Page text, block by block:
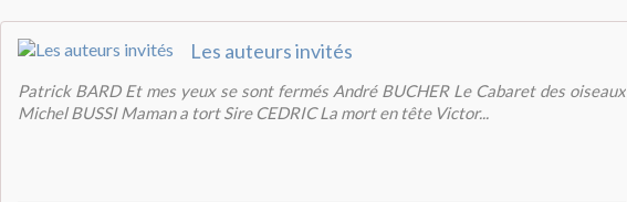
Les auteurs invités
Patrick BARD Et mes yeux se sont fermés André BUCHER Le Cabaret des oiseaux
Michel BUSSI Maman a tort Sire CEDRIC La mort en tête Victor...